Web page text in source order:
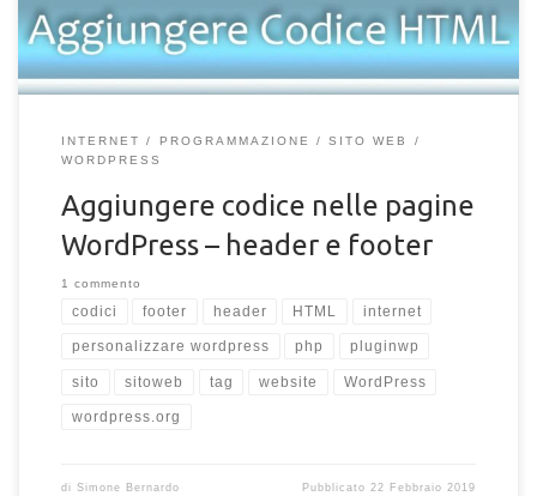
nell’utilizzo di […]
INTERNET PROGRAMMAZIONE
SITO WEB
WORDPRESS
Aggiungere codice nelle pagine
WordPress – header e footer
1 commento
codici footer header HTML internet
personalizzare wordpress php pluginwp
sito sitoweb tag website WordPress
wordpress.org
di Simone Bernardo Pubblicato22 Febbraio 2019